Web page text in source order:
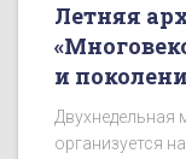
Летняя
и
Двухнедельная
организуется